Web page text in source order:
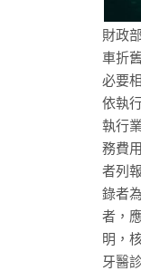
財政
車折
必要
依執
執行
務費
者列
錄者
者，
明，
牙醫